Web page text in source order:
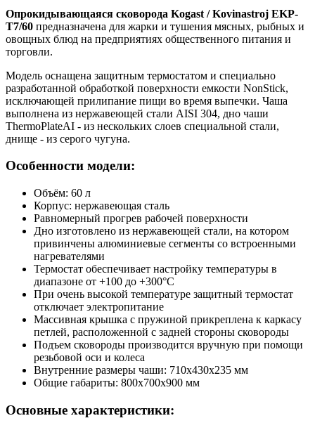
Опрокидывающаяся сковорода Kogast / Kovinastroj EKP-
T7/60 предназначена для жарки и тушения мясных, рыбных и
овощных блюд на предприятиях общественного питания и
торговли.
Модель оснащена защитным термостатом и специально
разработанной обработкой поверхности емкости NonStick,
исключающей прилипание пищи во время выпечки. Чаша
выполнена из нержавеющей стали AISI 304, дно чаши
ThermoPlateAI - из нескольких слоев специальной стали,
днище - из серого чугуна.
Особенности модели:
Объём: 60 л
Корпус: нержавеющая сталь
Равномерный прогрев рабочей поверхности
Дно изготовлено из нержавеющей стали, на котором
привинчены алюминиевые сегменты со встроенными
нагревателями
Термостат обеспечивает настройку температуры в
диапазоне от +100 до +300°C
При очень высокой температуре защитный термостат
отключает электропитание
Массивная крышка с пружиной прикреплена к каркасу
петлей, расположенной с задней стороны сковороды
Подъем сковороды производится вручную при помощи
резьбовой оси и колеса
Внутренние размеры чаши: 710х430х235 мм
Общие габариты: 800х700х900 мм
Основные характеристики: